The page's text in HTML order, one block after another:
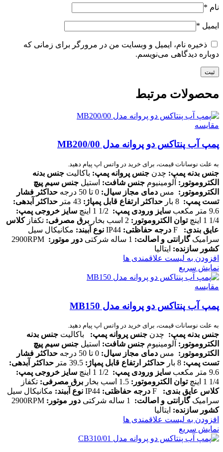
نام *
ایمیل *
ذخیره نام، ایمیل و وبسایت من در مرورگر برای زمانی که
دوباره دیدگاهی می‌نویسم.
محصولات مرتبط
مقایسه
پمپ آب پنتاکس دو پروانه مدل MB200/00
به علت نوسانات قیمت، برای خرید در واتس اپ پیام دهید.
جنس بدنه پمپ: چدن جنس پروانه پمپ: باکالیت جنس بدنه
الکتروموتور : آلومینیوم جنس شافت: استیل جنس سیم پیچ
الکتروموتور : مس دمای مجاز سیال:
حداکثر فشار
تست پمپ: حداکثر ارتفاع قابل پمپاژ : حداکثر آبدهی:
9.6 متر مکعب
سایز ورودی پمپ: سایز خروجی پمپ:
1/4 1 اینچ
توان الکتروموتور : برق مصرفی: تکفازکلاس
عایق بندی: درجه حفاظتی: نوع آببند: مکانیکال سیل
سرامیکگارانتی و اصالت: دور موتور :
کشور سازنده: ایتالیا
افزودن به لیست علاقمندی ها
نمایش سریع
مقایسه
پمپ آب پنتاکس دو پروانه مدل MB150
به علت نوسانات قیمت، برای خرید در واتس اپ پیام دهید.
جنس بدنه پمپ: چدن جنس پروانه پمپ: باکالیت جنس بدنه
الکتروموتور : آلومینیوم جنس شافت: استیل جنس سیم پیچ
الکتروموتور : مس دمای مجاز سیال:
حداکثر فشار
تست پمپ: حداکثر ارتفاع قابل پمپاژ : حداکثر آبدهی:
9.6 متر مکعب
سایز ورودی پمپ: سایز خروجی پمپ:
1/4 1 اینچ
توان الکتروموتور : برق مصرفی: تکفاز
کلاس عایق بندی: درجه حفاظتی: نوع آببند: مکانیکال سیل
سرامیکگارانتی و اصالت: دور موتور :
کشور سازنده: ایتالیا
افزودن به لیست علاقمندی ها
نمایش سریع